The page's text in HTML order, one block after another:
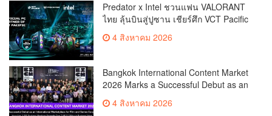
Predator x Intel ชวนแฟน VALORANT
ไทย ลุ้นบินสู่ปูซาน เชียร์ศึก VCT Pacific
Finals Busan ประเทศเกาหลีใต้ Predator
x Intel ชวนแฟน VALORANT ไทย ลุ้นบิน
สุดพิเศษตลอดทัวร์นาเมนต์
4 สิงหาคม 2026
Bangkok International Content Market
2026 Marks a Successful Debut as an
Series Co-productionMore than 1,200
4 สิงหาคม 2026